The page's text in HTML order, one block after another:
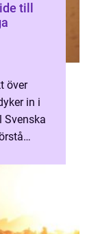
till
över
in i
Svenska